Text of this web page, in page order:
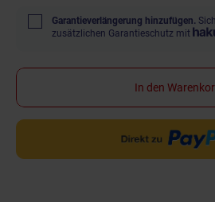
Garantieverlängerung hinzufügen.
zusätzlichen Garantieschutz mit
In den